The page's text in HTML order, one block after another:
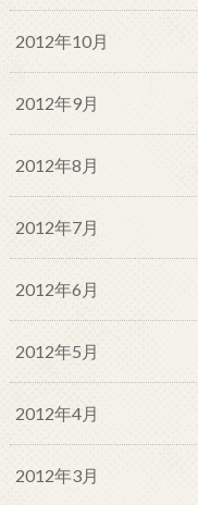
2012年10月
2012年9月
2012年8月
2012年7月
2012年6月
2012年5月
2012年4月
2012年3月